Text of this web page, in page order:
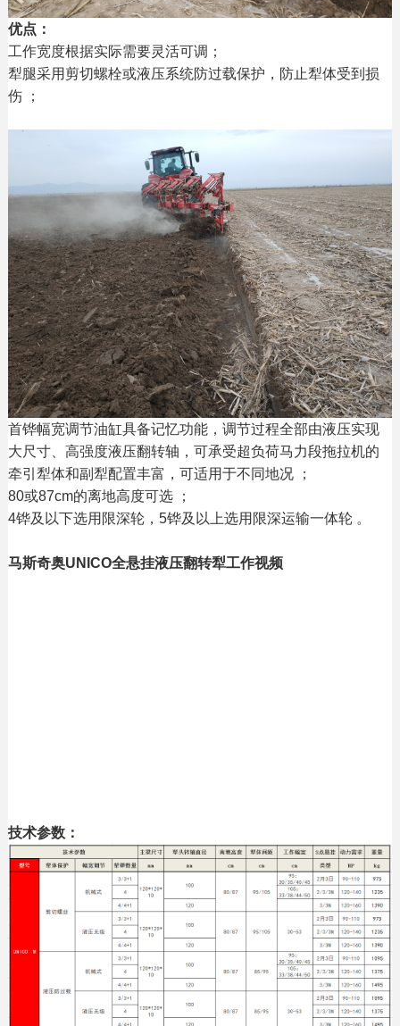
优点：
工作宽度根据实际需要灵活可调；
犁腿采用剪切螺栓或液压系统防过载保护，防止犁体受到损
伤 ；
首铧幅宽调节油缸具备记忆功能，调节过程全部由液压实现
大尺寸、高强度液压翻转轴，可承受超负荷马力段拖拉机的
牵引犁体和副犁配置丰富，可适用于不同地况 ；
80或87cm的离地高度可选 ；
4铧及以下选用限深轮，5铧及以上选用限深运输一体轮 。
马斯奇奥UNICO全悬挂液压翻转犁工作视频
技术参数：